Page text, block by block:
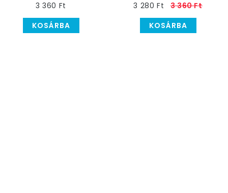
cm
3 360 Ft
KOSÁRBA
3 280 Ft
3 360 Ft
KOSÁRBA